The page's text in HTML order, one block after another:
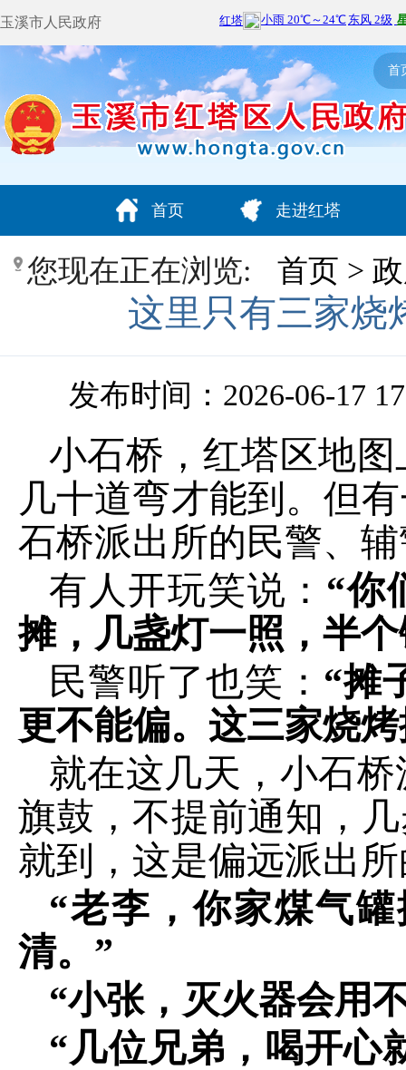
玉溪市人民政府
首
首页 走进红塔
您现在正在浏览: 首页 >
这里只有三家烧
发布时间：2026-06-17
小石桥，红塔区地
几十道弯才能到。但
石桥派出所的民警、
有人开玩笑说： “你
摊，几盏灯一照，半
民警听了也笑： “摊
更不能偏。这三家烧
就在这几天，小石
旗鼓，不提前通知，
就到，这是偏远派出
“老李，你家煤气
清。”
“小张，灭火器会用
“几位兄弟，喝开心